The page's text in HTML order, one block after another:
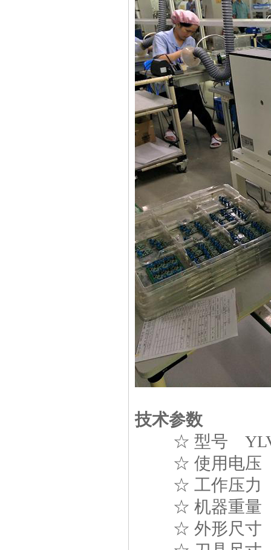
技术参数
☆ 型号
☆ 使用电
☆ 工作压
☆ 机器重
☆ 外形尺寸